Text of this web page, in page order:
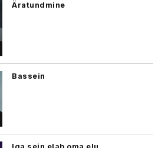
Äratundmine
Bassein